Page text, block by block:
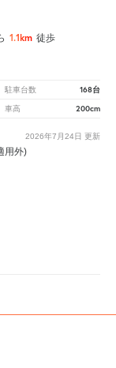
1.1km 徒歩
駐車台数 168台
車高 200cm
2026年7月24日 更新
用外)